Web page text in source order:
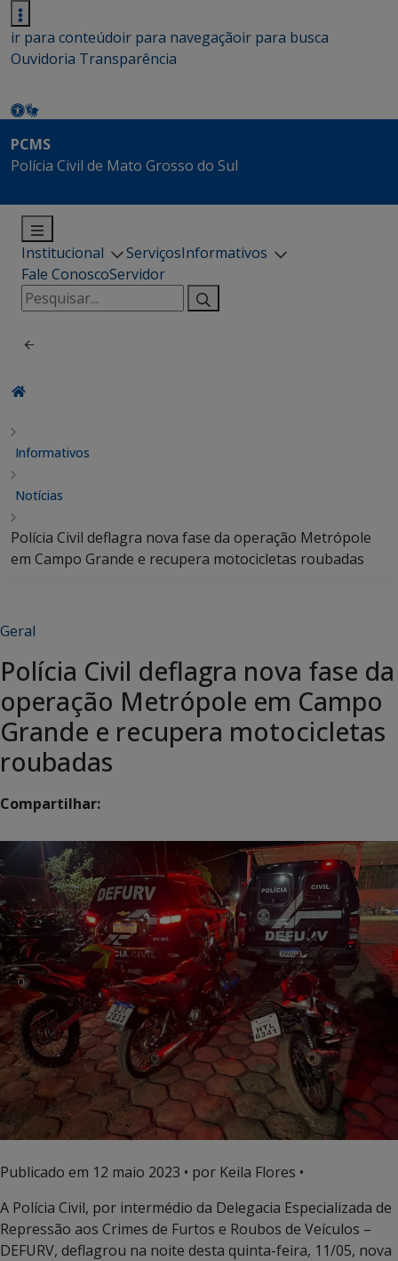
ir para conteúdoir para navegaçãoir para busca
Ouvidoria Transparência
PCMS
Polícia Civil de Mato Grosso do Sul
Institucional ServiçosInformativos
Fale ConoscoServidor
Pesquisar
por:
Informativos
Notícias
Polícia Civil deflagra nova fase da operação Metrópole
em Campo Grande e recupera motocicletas roubadas
Geral
Polícia Civil deflagra nova fase da
operação Metrópole em Campo
Grande e recupera motocicletas
roubadas
Compartilhar:
Publicado em 12 maio 2023 • por Keila Flores •
A Polícia Civil, por intermédio da Delegacia Especializada de
Repressão aos Crimes de Furtos e Roubos de Veículos –
DEFURV, deflagrou na noite desta quinta-feira, 11/05, nova